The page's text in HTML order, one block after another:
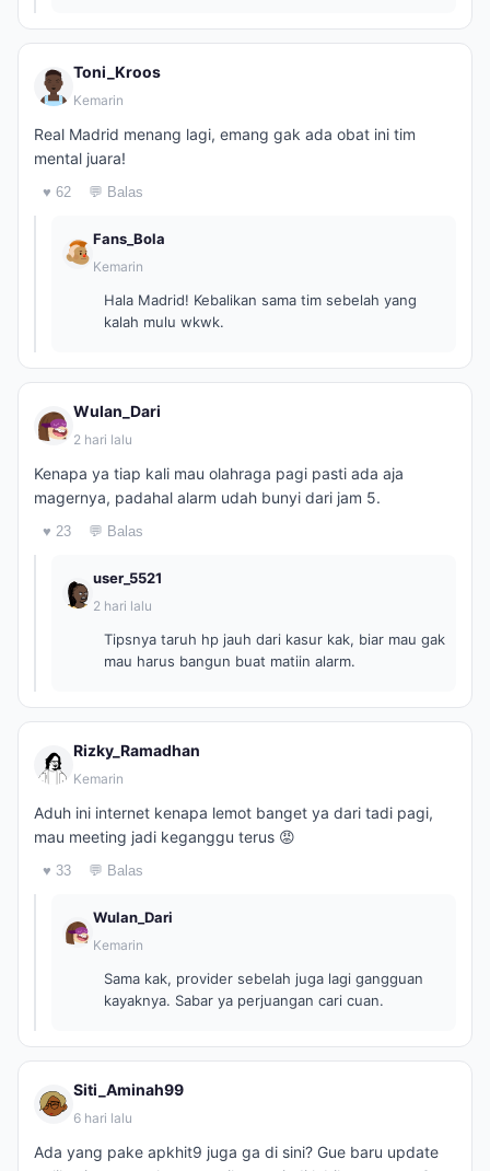
Toni_Kroos
Kemarin
Real Madrid menang lagi, emang gak ada obat ini tim
mental juara!
♥ 62 💬 Balas
Fans_Bola
Kemarin
Hala Madrid! Kebalikan sama tim sebelah yang
kalah mulu wkwk.
Wulan_Dari
2 hari lalu
Kenapa ya tiap kali mau olahraga pagi pasti ada aja
magernya, padahal alarm udah bunyi dari jam 5.
♥ 23 💬 Balas
user_5521
2 hari lalu
Tipsnya taruh hp jauh dari kasur kak, biar mau gak
mau harus bangun buat matiin alarm.
Rizky_Ramadhan
Kemarin
Aduh ini internet kenapa lemot banget ya dari tadi pagi,
mau meeting jadi keganggu terus 😡
♥ 33 💬 Balas
Wulan_Dari
Kemarin
Sama kak, provider sebelah juga lagi gangguan
kayaknya. Sabar ya perjuangan cari cuan.
Siti_Aminah99
6 hari lalu
Ada yang pake apkhit9 juga ga di sini? Gue baru update